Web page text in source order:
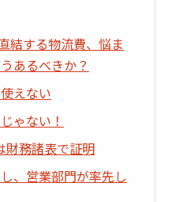
結する物流費、悩ま
あるべきか？
えない
ゃない！
財務諸表で証明
、営業部門が率先し